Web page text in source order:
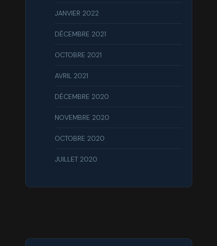
JANVIER 2022
DÉCEMBRE 2021
OCTOBRE 2021
AVRIL 2021
DÉCEMBRE 2020
NOVEMBRE 2020
OCTOBRE 2020
JUILLET 2020